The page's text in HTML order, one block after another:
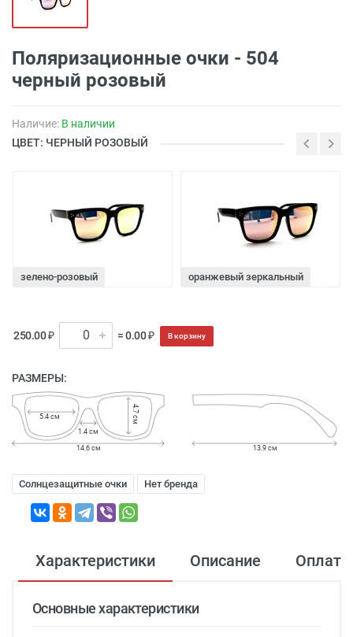
Поляризационные очки - 504
черный розовый
Наличие: В наличии
ЦВЕТ: ЧЕРНЫЙ РОЗОВЫЙ
зелено-розовый оранжевый зеркальный
250.00 ₽ = 0.00 ₽ В корзину
РАЗМЕРЫ:
1.4 см
5.4 см 4.7 см
14.6 см 13.9 см
Солнцезащитные очки Нет бренда
Характеристики Описание Оплата
Основные характеристики